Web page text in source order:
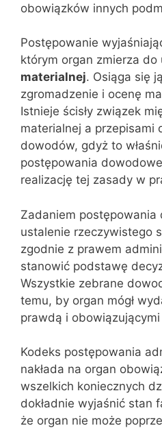
obowiązków innych
Postępowanie
którym organ zmierza do
materialnej. Osiąga się
zgromadzenie i ocenę
Istnieje ścisły związek
materialnej a przepisami
dowodów, gdyż to
postępowania
realizację tej zasady w
Zadaniem
ustalenie rzeczywistego
zgodnie z prawem
stanowić podstawę
Wszystkie zebrane
temu, by organ mógł
prawdą i
Kodeks postępowania
nakłada na organ
wszelkich koniecznych
dokładnie wyjaśnić stan
że organ nie może